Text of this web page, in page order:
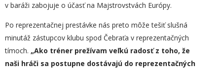
v baráži zabojuje o účasť na Majstrovstvách Európy.
Po reprezentačnej prestávke nás preto môže tešiť slušná
minutáž zástupcov klubu spod Čebraťa v reprezentačných
tímoch. „Ako tréner prežívam veľkú radosť z toho, že
naši hráči sa postupne dostávajú do reprezentačných